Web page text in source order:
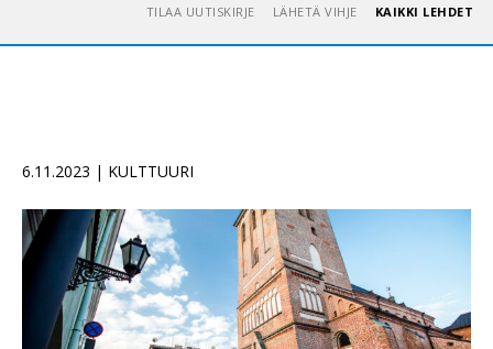
TILAA UUTISKIRJE LÄHETÄ VIHJE KAIKKI LEHDET
6.11.2023 | KULTTUURI